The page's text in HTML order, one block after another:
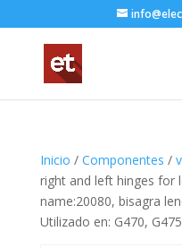
Inicio / Componentes /
right and left hinges for
name:20080, bisagra
Utilizado en: G470,